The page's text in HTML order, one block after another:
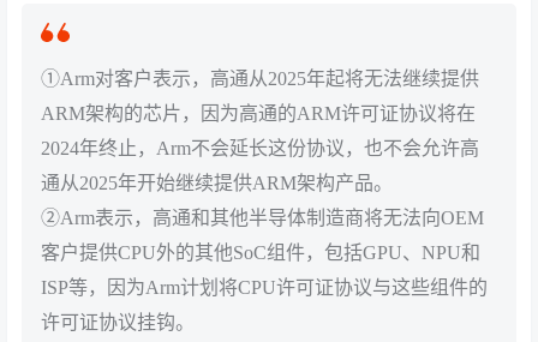
①Arm对客户表示，高通从2025年起将无法继续提供
ARM架构的芯片，因为高通的ARM许可证协议将在
2024年终止，Arm不会延长这份协议，也不会允许高
通从2025年开始继续提供ARM架构产品。
②Arm表示，高通和其他半导体制造商将无法向OEM
客户提供CPU外的其他SoC组件，包括GPU、NPU和
ISP等，因为Arm计划将CPU许可证协议与这些组件的
许可证协议挂钩。